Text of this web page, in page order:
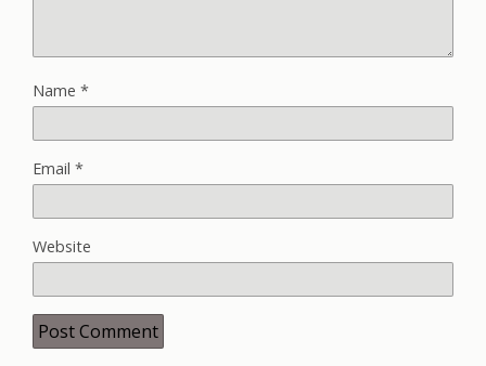
Name *
Email *
Website